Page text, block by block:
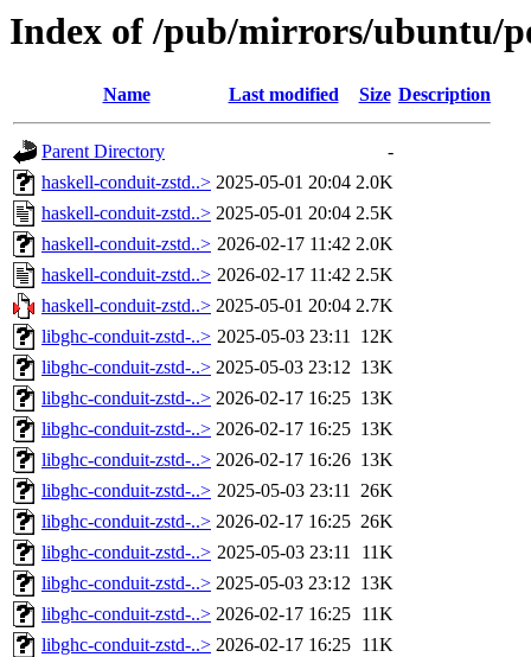
Index of /pub/mirrors/ubuntu/
Name Last modified Size Description
Parent Directory
-
haskell-conduit-zstd..> 2025-05-01 20:04 2.0K
haskell-conduit-zstd..> 2025-05-01 20:04 2.5K
haskell-conduit-zstd..> 2026-02-17 11:42 2.0K
haskell-conduit-zstd..> 2026-02-17 11:42 2.5K
haskell-conduit-zstd..> 2025-05-01 20:04 2.7K
libghc-conduit-zstd-..> 2025-05-03 23:11 12K
libghc-conduit-zstd-..> 2025-05-03 23:12 13K
libghc-conduit-zstd-..> 2026-02-17 16:25 13K
libghc-conduit-zstd-..> 2026-02-17 16:25 13K
libghc-conduit-zstd-..> 2026-02-17 16:26 13K
libghc-conduit-zstd-..> 2025-05-03 23:11 26K
libghc-conduit-zstd-..> 2026-02-17 16:25 26K
libghc-conduit-zstd-..> 2025-05-03 23:11
11K
libghc-conduit-zstd-..> 2025-05-03 23:12 13K
libghc-conduit-zstd-..> 2026-02-17 16:25 11K
libghc-conduit-zstd-..> 2026-02-17 16:25 11K